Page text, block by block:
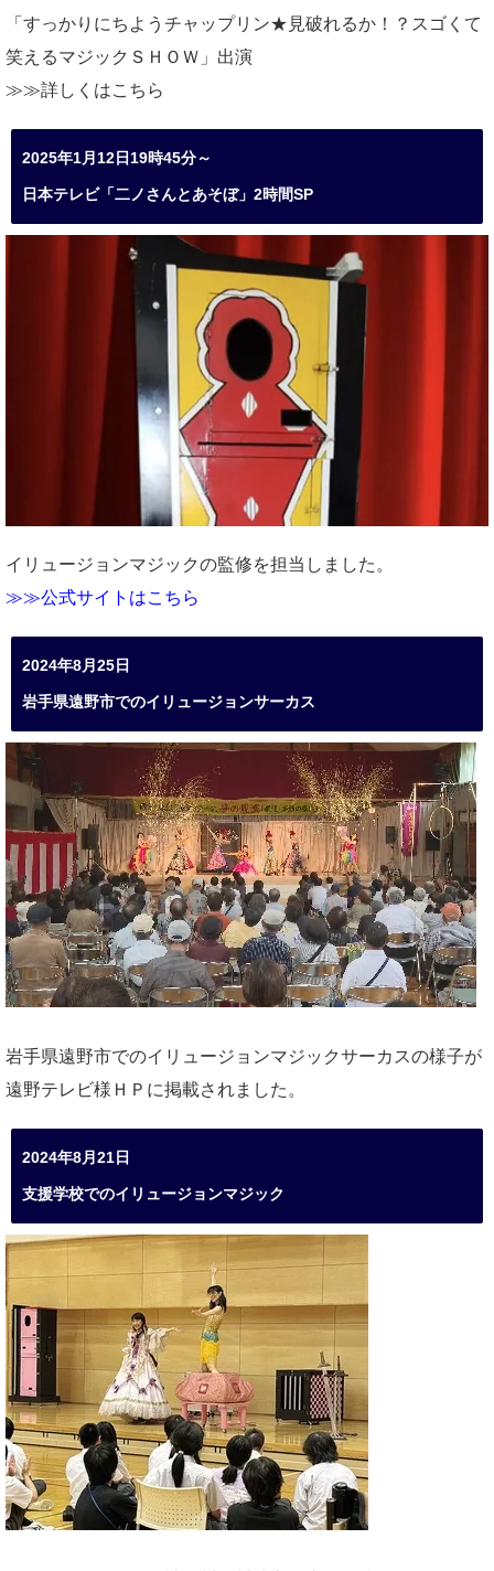
「すっかりにちようチャップリン★見破れるか！？スゴくて
笑えるマジックＳＨＯＷ」出演
≫≫詳しくはこちら
2025年1月12日19時45分～
日本テレビ「二ノさんとあそぼ」2時間SP
イリュージョンマジックの監修を担当しました。
≫≫公式サイトはこちら
2024年8月25日
岩手県遠野市でのイリュージョンサーカス
岩手県遠野市でのイリュージョンマジックサーカスの様子が
遠野テレビ様ＨＰに掲載されました。
2024年8月21日
支援学校でのイリュージョンマジック